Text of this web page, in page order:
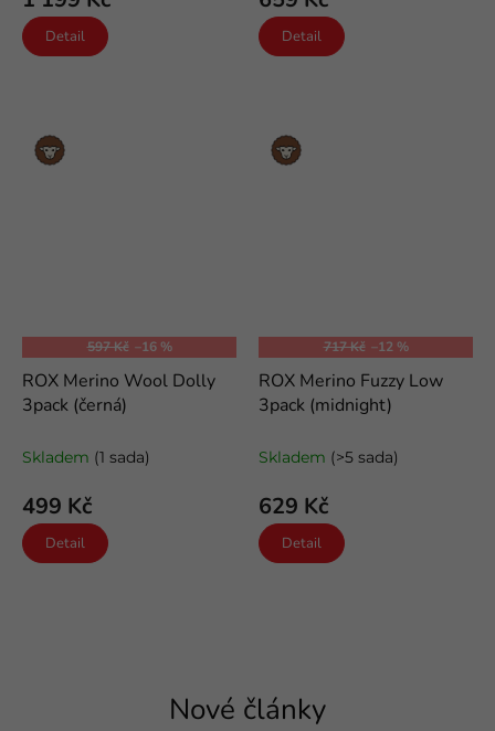
Detail Detail
Merino
vlna
597 Kč –16 %
ROX Merino Wool Dolly
3pack (černá)
Skladem (1 sada)
499 Kč
Detail
Merino
vlna
717 Kč –12 %
ROX Merino Fuzzy Low
3pack (midnight)
ponožky
Skladem (>5 sada)
629 Kč
Detail
Nové články